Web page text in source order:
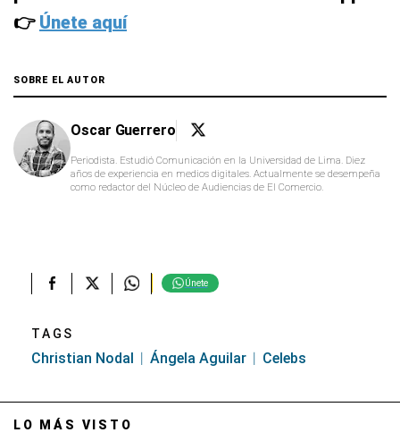
👉 Únete aquí
SOBRE EL AUTOR
Oscar Guerrero
Periodista. Estudió Comunicación en la Universidad de Lima. Diez
años de experiencia en medios digitales. Actualmente se desempeña
como redactor del Núcleo de Audiencias de El Comercio.
Únete
TAGS
Christian Nodal Ángela Aguilar Celebs
LO MÁS VISTO